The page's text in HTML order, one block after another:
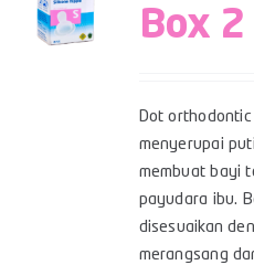
Box 2
Dot
menyerupai
membuat bayi
payudara ibu.
disesuaikan
merangsang